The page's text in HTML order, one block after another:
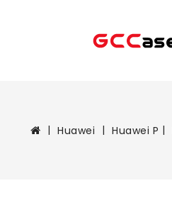
Huawei Huawei P